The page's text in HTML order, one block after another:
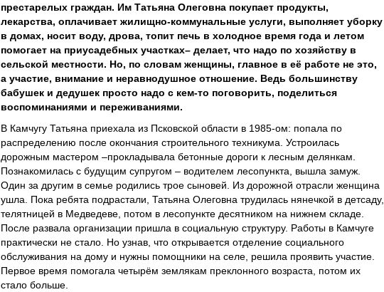
престарелых граждан. Им Татьяна Олеговна покупает продукты,
лекарства, оплачивает жилищно-коммунальные услуги, выполняет уборку
в домах, носит воду, дрова, топит печь в холодное время года и летом
помогает на приусадебных участках– делает, что надо по хозяйству в
сельской местности. Но, по словам женщины, главное в её работе не это,
а участие, внимание и неравнодушное отношение. Ведь большинству
бабушек и дедушек просто надо с кем-то поговорить, поделиться
воспоминаниями и переживаниями.
В Камчугу Татьяна приехала из Псковской области в 1985-ом: попала по
распределению после окончания строительного техникума. Устроилась
дорожным мастером –прокладывала бетонные дороги к лесным делянкам.
Познакомилась с будущим супругом – водителем лесопункта, вышла замуж.
Один за другим в семье родились трое сыновей. Из дорожной отрасли женщина
ушла. Пока ребята подрастали, Татьяна Олеговна трудилась нянечкой в детсаду,
телятницей в Медведеве, потом в лесопункте десятником на нижнем складе.
После развала организации пришла в социальную структуру. Работы в Камчуге
практически не стало. Но узнав, что открывается отделение социального
обслуживания на дому и нужны помощники на селе, решила проявить участие.
Первое время помогала четырём землякам преклонного возраста, потом их
стало больше.